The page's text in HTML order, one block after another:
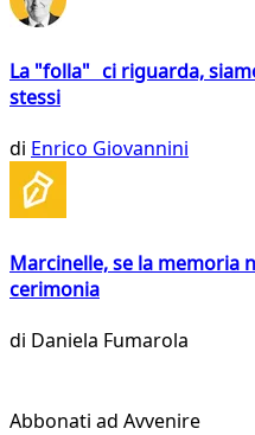
La "folla" ci riguarda,
stessi
di Enrico Giovannini
Marcinelle, se la memoria
cerimonia
di Daniela Fumarola
Abbonati ad Avvenire